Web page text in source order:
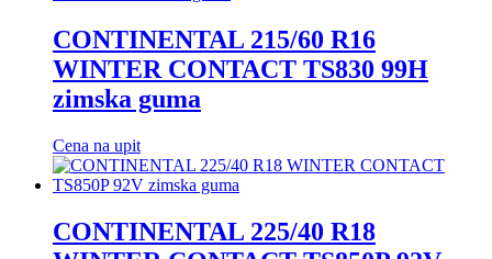
CONTINENTAL 215/60 R16
WINTER CONTACT TS830 99H
zimska guma
Cena na upit
CONTINENTAL 225/40 R18